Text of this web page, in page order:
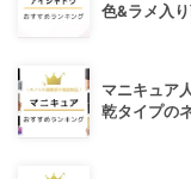
色&ラメ入
マニキュア
乾タイプの